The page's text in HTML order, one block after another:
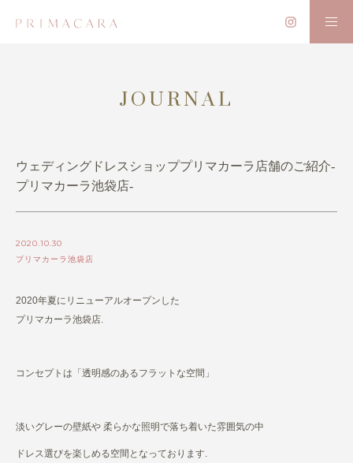
JOURNAL
ウェディングドレスショッププリマカーラ店舗のご紹介-
プリマカーラ池袋店-
2020.10.30
プリマカーラ池袋店
2020年夏にリニューアルオープンした
プリマカーラ池袋店.
コンセプトは「透明感のあるフラットな空間」
淡いグレーの壁紙や 柔らかな照明で落ち着いた雰囲気の中
ドレス選びを楽しめる空間となっております.